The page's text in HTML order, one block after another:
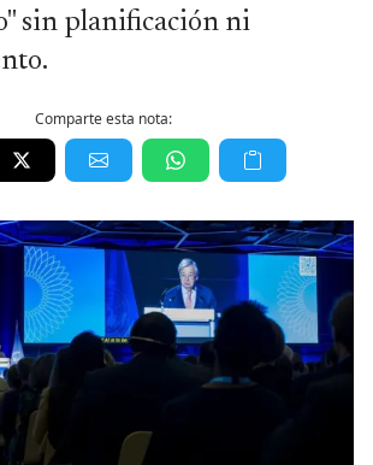
sin planificación ni
Comparte esta nota: